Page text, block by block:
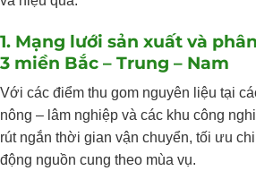
1. Mạng lưới sản xuất và
3 miền Bắc – Trung – Nam
Với các điểm thu gom nguyên liệu tại
nông – lâm nghiệp và các khu công
rút ngắn thời gian vận chuyển, tối ưu
động nguồn cung theo mùa vụ.